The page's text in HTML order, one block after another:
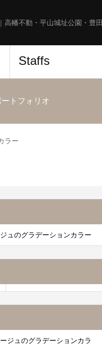
高幡不動・平山城址公園・豊田
Staffs
トフォリオ
ラー
ュのグラデーションカラー
ジュのグラデーションカラ